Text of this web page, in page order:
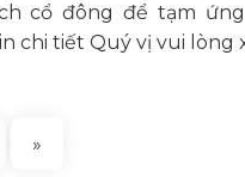
cổ đông để tạm
chi tiết Quý vị vui lòng
»